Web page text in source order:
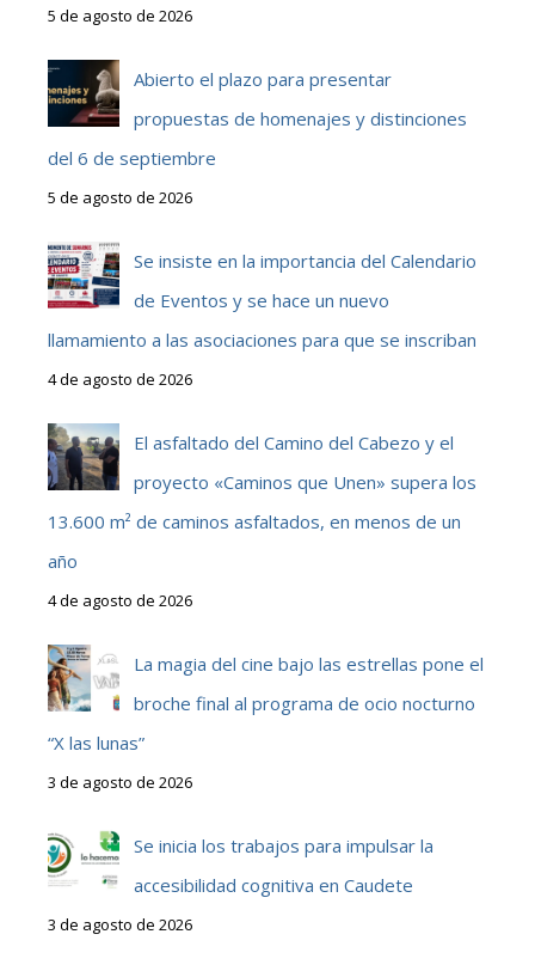
5 de agosto de 2026
Abierto el plazo para presentar
propuestas de homenajes y distinciones
del 6 de septiembre
5 de agosto de 2026
Se insiste en la importancia del Calendario
de Eventos y se hace un nuevo
llamamiento a las asociaciones para que se inscriban
4 de agosto de 2026
El asfaltado del Camino del Cabezo y el
proyecto «Caminos que Unen» supera los
13.600 m² de caminos asfaltados, en menos de un
año
4 de agosto de 2026
La magia del cine bajo las estrellas pone el
broche final al programa de ocio nocturno
“X las lunas”
3 de agosto de 2026
Se inicia los trabajos para impulsar la
accesibilidad cognitiva en Caudete
3 de agosto de 2026